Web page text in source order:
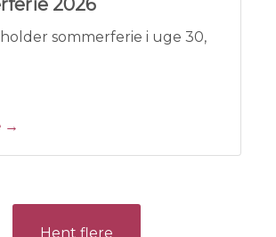
sommerferie i uge 30,
→
Hent flere